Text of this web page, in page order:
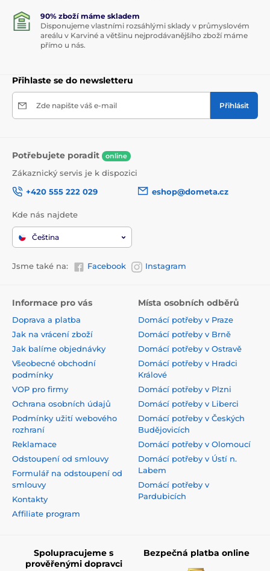
90% zboží máme skladem
Disponujeme vlastními rozsáhlými sklady v průmyslovém
areálu v Karviné a většinu nejprodávanějšího zboží máme
přímo u nás.
Přihlaste se do newsletteru
Zde napište váš e-mail Přihlásit
Potřebujete poradit online
Zákaznický servis je k dispozici
+420 555 222 029
eshop@dometa.cz
Kde nás najdete
Čeština
Jsme také na: Facebook Instagram
Informace pro vás
Doprava a platba
Jak na vrácení zboží
Jak balíme objednávky
Všeobecné obchodní
podmínky
VOP pro firmy
Ochrana osobních údajů
Podmínky užití webového
rozhraní
Reklamace
Odstoupení od smlouvy
Formulář na odstoupení od
smlouvy
Kontakty
Affiliate program
Místa osobních odběrů
Domácí potřeby v Praze
Domácí potřeby v Brně
Domácí potřeby v Ostravě
Domácí potřeby v Hradci
Králové
Domácí potřeby v Plzni
Domácí potřeby v Liberci
Domácí potřeby v Českých
Budějovicích
Domácí potřeby v Olomoucí
Domácí potřeby v Ústí n.
Labem
Domácí potřeby v
Pardubicích
Spolupracujeme s
prověřenými dopravci
Bezpečná platba online